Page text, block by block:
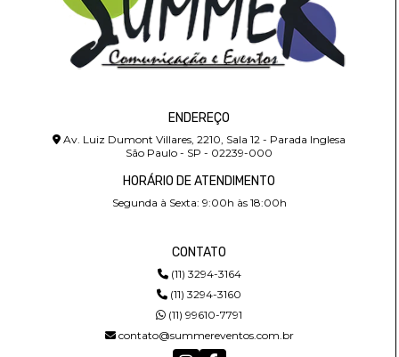
ENDEREÇO
Av. Luiz Dumont Villares, 2210, Sala 12 - Parada Inglesa
São Paulo - SP - 02239-000
HORÁRIO DE ATENDIMENTO
Segunda à Sexta: 9:00h às 18:00h
CONTATO
(11) 3294-3164
(11) 3294-3160
(11) 99610-7791
contato@summereventos.com.br